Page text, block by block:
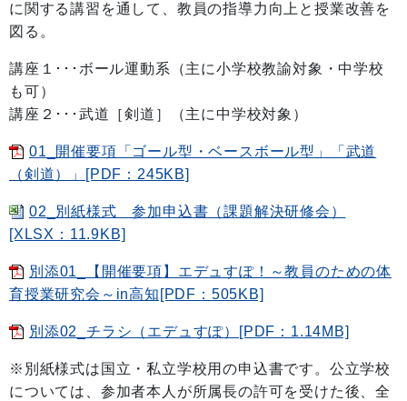
に関する講習を通して、教員の指導力向上と授業改善を
図る。
講座１･･･ボール運動系（主に小学校教諭対象・中学校
も可）
講座２･･･武道［剣道］（主に中学校対象）
01_開催要項「ゴール型・ベースボール型」「武道
（剣道）」[PDF：245KB]
02_別紙様式 参加申込書（課題解決研修会）
[XLSX：11.9KB]
別添01_【開催要項】エデュすぽ！～教員のための体
育授業研究会～in高知[PDF：505KB]
別添02_チラシ（エデュすぽ）[PDF：1.14MB]
※別紙様式は国立・私立学校用の申込書です。公立学校
については、参加者本人が所属長の許可を受けた後、全